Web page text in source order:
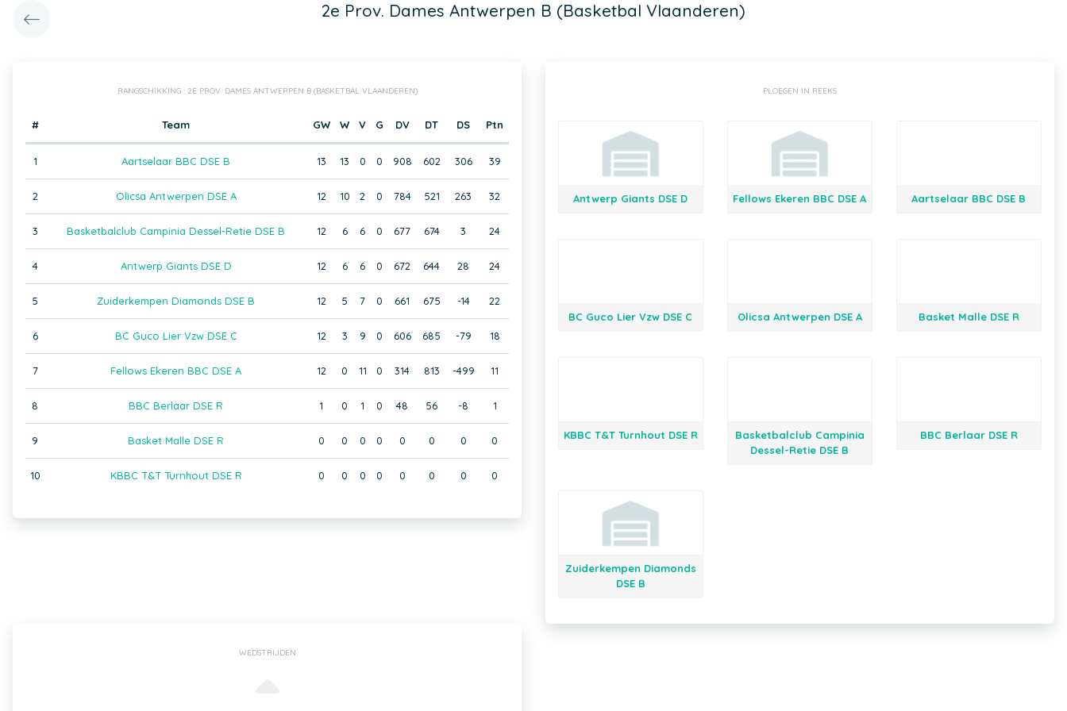
2e Prov. Dames Antwerpen B (Basketbal Vlaanderen)
RANGSCHIKKING : 2E PROV. DAMES ANTWERPEN B (BASKETBAL VLAANDEREN)
# Team GW W V G DV DT DS Ptn
1 Aartselaar BBC DSE B 13 13 0 0 908 602 306 39
2 Olicsa Antwerpen DSE A 12 10 2 0 784 521 263 32
3 Basketbalclub Campinia Dessel-Retie DSE B 12 6 6 0 677 674 3 24
4 Antwerp Giants DSE D 12 6 6 0 672 644 28 24
5 Zuiderkempen Diamonds DSE B 12 5 7 0 661 675 -14 22
6 BC Guco Lier Vzw DSE C 12 3 9 0 606 685 -79 18
7 Fellows Ekeren BBC DSE A 12 0 11 0 314 813 -499 11
8 BBC Berlaar DSE R 1 0 1 0 48 56 -8 1
9 Basket Malle DSE R 0 0 0 0 0 0 0 0
10 KBBC T&T Turnhout DSE R 0 0 0 0 0 0 0 0
PLOEGEN IN REEKS
Antwerp Giants DSE D Fellows Ekeren BBC DSE A Aartselaar BBC DSE B
BC Guco Lier Vzw DSE C Olicsa Antwerpen DSE A Basket Malle DSE R
KBBC T&T Turnhout DSE R
Basketbalclub Campinia
Dessel-Retie DSE B
BBC Berlaar DSE R
Zuiderkempen Diamonds
DSE B
WEDSTRIJDEN